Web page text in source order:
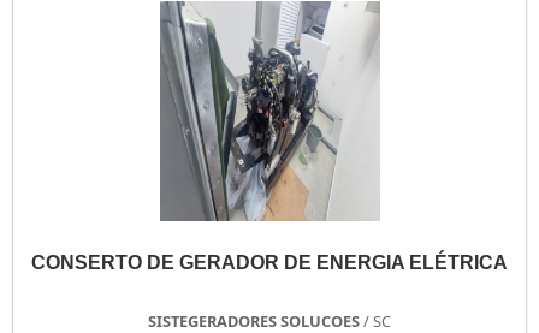
seriedade e profissionalismo. Otimize seu tempo, entre
em contato agora mesmo com nossa equipe para um
atendimento personalizado sobre gerador de energia
para condomínio. Nosso quadro de funcionários é
formado por funcionários especialistas no segmento, tire
um tempinho do seu dia para entrar em contato com o
nosso time de atendimento.
CONSERTO DE GERADOR DE ENERGIA ELÉTRICA
SISTEGERADORES SOLUCOES/ SC